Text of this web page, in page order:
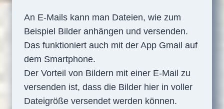
An E-Mails kann man Dateien, wie zum
Beispiel Bilder anhängen und versenden.
Das funktioniert auch mit der App Gmail auf
dem Smartphone.
Der Vorteil von Bildern mit einer E-Mail zu
versenden ist, dass die Bilder hier in voller
Dateigröße versendet werden können.